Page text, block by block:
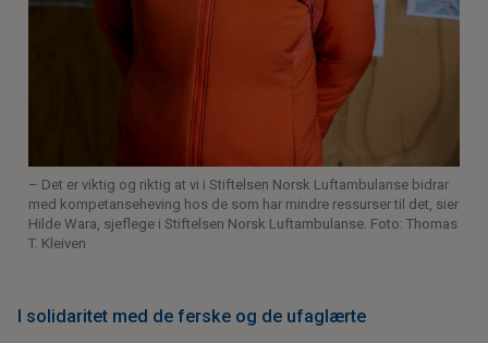
opplæringsbiten om hjertet. Satsningen er nå under
videreutvikling for å bli enda bedre.
Tverretatlig akuttmedisinsk samarbeid:
har vi kurset politiet, brannvesenet, ambulanse- og
legevaktpersonell i tverretatlig akuttmedisinsk
samarbeid. Dette fordi liv og helser ofte avhenger
av at de jobber effektivt sammen.
Samtrening for luftambulansekoordinatorene:
Et par ganger i året samler vi representanter fra de
fire akuttmedisinske kommunikasjonssentralene
som de bruker, og de får opplæring i oppdateringer
– Det er viktig og riktig at vi i Stiftelsen Norsk Luftambulanse bidrar
med kompetanseheving hos de som har mindre ressurser til det, sier
Hilde Wara, sjeflege i Stiftelsen Norsk Luftambulanse. Foto: Thomas
T. Kleiven
I solidaritet med de ferske og de ufaglærte